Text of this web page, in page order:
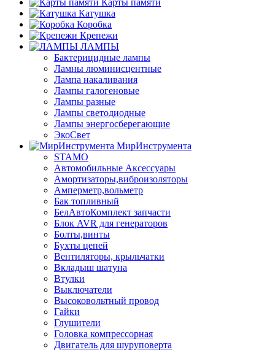
Карты памяти
Катушка
Коробка
Крепежи
ЛАМПЫ
Бактерицидные лампы
Ламны люминисцентные
Лампа накаливания
Лампы галогеновые
Лампы разные
Лампы светодиодные
Лампы энергосберегающие
ЭкоСвет
МирИнструмента
STAMO
Автомобильные Аксессуары
Амортизаторы,виброизоляторы
Амперметр,вольметр
Бак топливный
БелАвтоКомплект запчасти
Блок AVR для генераторов
Болты,винты
Бухты цепей
Вентиляторы, крыльчатки
Вкладыш шатуна
Втулки
Выключатели
Высоковольтный провод
Гайки
Глушители
Головка компрессорная
Двигатель для шуруповерта